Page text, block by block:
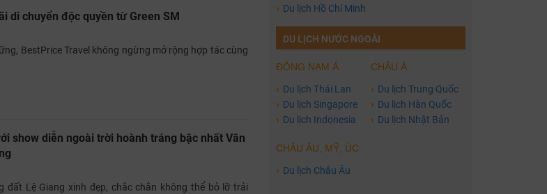
di chuyển độc quyền từ Green SM
BestPrice Travel không ngừng mở rộng hợp tác cùng
show diễn ngoài trời hoành tráng bậc nhất Vân
đất Lệ Giang xinh đẹp, chắc chắn không thể bỏ lỡ trải
› Du lịch Hồ Chí Minh
DU LỊCH NƯỚC NGOÀI
ĐÔNG NAM Á
› Du lịch Thái Lan
› Du lịch Singapore
› Du lịch Indonesia
CHÂU Á
› Du lịch Trung Quốc
› Du lịch Hàn Quốc
› Du lịch Nhật Bản
CHÂU ÂU, MỸ, ÚC
› Du lịch Châu Âu